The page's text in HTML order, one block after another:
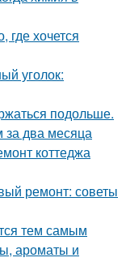
где хочется
уголок:
подольше.
за два месяца
коттеджа
ремонт: советы
тем самым
ароматы и